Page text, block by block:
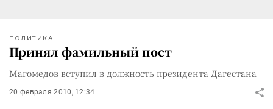
ПОЛИТИКА
Принял фамильный пост
Магомедов вступил в должность президента Дагестана
20 февраля 2010, 12:34